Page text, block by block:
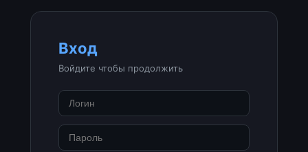
Вход
Войдите чтобы продолжить